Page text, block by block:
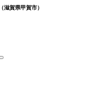
賀県甲賀市）